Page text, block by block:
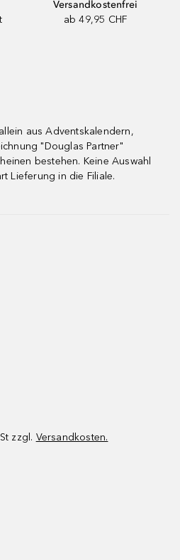
Versandkostenfrei
ab 49,95 CHF
aus Adventskalendern,
"Douglas Partner"
bestehen. Keine Auswahl
Lieferung in die Filiale.
zzgl. Versandkosten.